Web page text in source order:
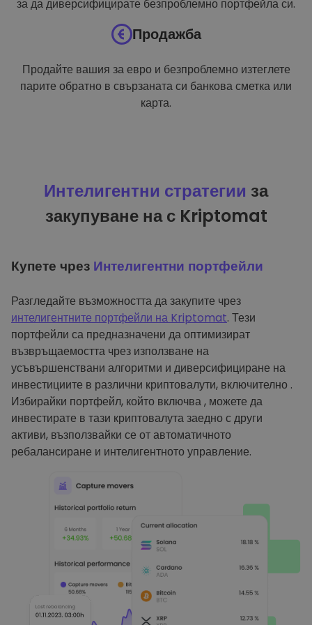
за да диверсифицирате безпроблемно портфейла си.
Продажба
Продайте вашия за евро и безпроблемно изтеглете
парите обратно в свързаната си банкова сметка или
карта.
Интелигентни стратегии за
закупуване на с Kriptomat
Купете чрез Интелигентни портфейли
Разгледайте възможността да закупите чрез
интелигентните портфейли на Kriptomat. Тези
портфейли са предназначени да оптимизират
възвръщаемостта чрез използване на
усъвършенствани алгоритми и диверсифициране на
инвестициите в различни криптовалути, включително .
Избирайки портфейл, който включва , можете да
инвестирате в тази криптовалута заедно с други
активи, възползвайки се от автоматичното
ребалансиране и интелигентното управление.